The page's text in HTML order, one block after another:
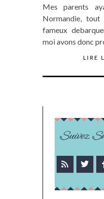
Mes parents
Normandie,
fameux
moi avons donc
LIRE
Suivez